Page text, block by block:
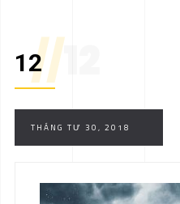
//
12
THÁNG TƯ 30, 2018